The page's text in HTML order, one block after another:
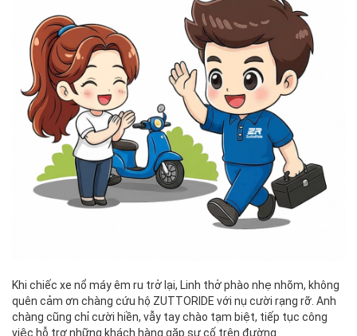
Khi chiếc xe nổ máy êm ru trở lại, Linh thở phào nhẹ nhõm, không
quên cảm ơn chàng cứu hộ ZUTTORIDE với nụ cười rạng rỡ. Anh
chàng cũng chỉ cười hiền, vẫy tay chào tạm biệt, tiếp tục công
việc hỗ trợ những khách hàng gặp sự cố trên đường